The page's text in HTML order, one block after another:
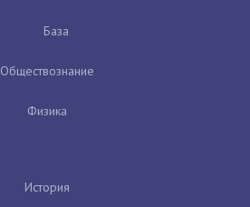
База
Обществознание
Физика
История